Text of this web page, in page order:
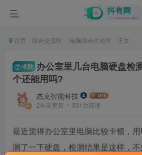
首页 综合交流区 电脑综合讨论区 正文
求助 办公室里几台电脑硬盘检
个还能用吗?
杰克智能科技
2年前更新 331次阅读
最近觉得办公室里电脑比较卡顿，
测了一下硬盘，检测结果是这样，